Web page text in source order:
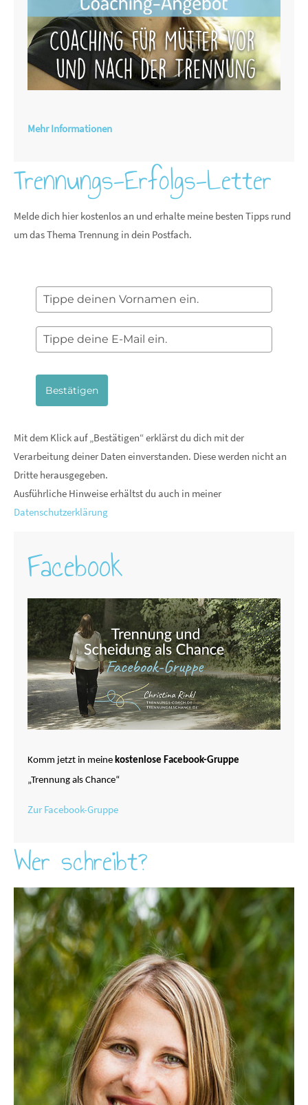
Mehr Informationen
Trennungs-Erfolgs-Letter
Melde dich hier kostenlos an und erhalte meine besten Tipps rund
um das Thema Trennung in dein Postfach.
Bestätigen
Mit dem Klick auf „Bestätigen“ erklärst du dich mit der
Verarbeitung deiner Daten einverstanden. Diese werden nicht an
Dritte herausgegeben.
Ausführliche Hinweise erhältst du auch in meiner
Datenschutzerklärung
Facebook
Komm jetzt in meine kostenlose Facebook-Gruppe
„Trennung als Chance“
Zur Facebook-Gruppe
Wer schreibt?